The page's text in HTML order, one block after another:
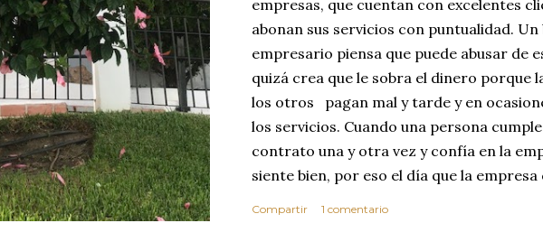
empresas, que cuentan con excelentes
abonan sus servicios con puntualidad. Un
empresario piensa que puede abusar de
quizá crea que le sobra el dinero porque
los otros pagan mal y tarde y en
los servicios. Cuando una persona
contrato una y otra vez y confía en la
siente bien, por eso el día que la empresa
Compartir 1 comentario